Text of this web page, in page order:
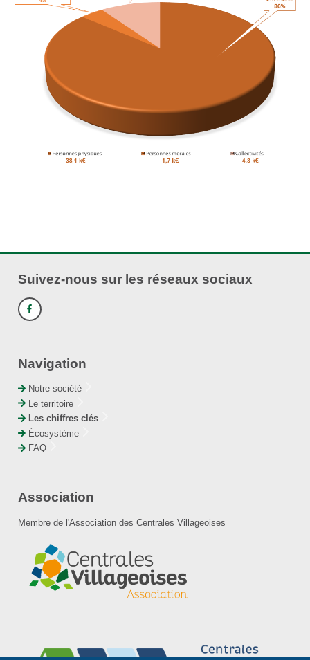
Suivez-nous sur les réseaux sociaux
Navigation
Notre société
Le territoire
Les chiffres clés
Écosystème
FAQ
Association
Membre de l'Association des Centrales Villageoises